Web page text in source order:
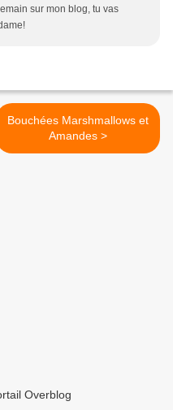
sur mon blog, tu vas
Bouchées Marshmallows et
Amandes >
Overblog